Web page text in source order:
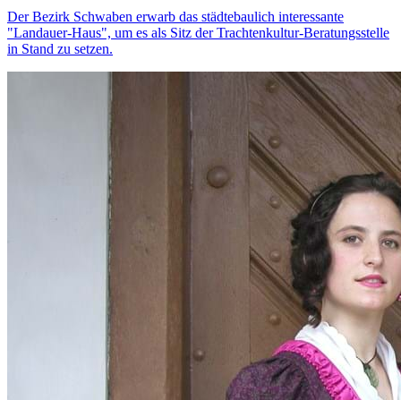
Der Bezirk Schwaben erwarb das städtebaulich interessante
"Landauer-Haus", um es als Sitz der Trachtenkultur-Beratungsstelle
in Stand zu setzen.